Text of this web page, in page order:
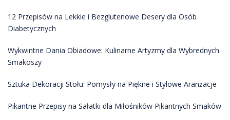
12 Przepisów na Lekkie i Bezglutenowe Desery dla Osób
Diabetycznych
Wykwintne Dania Obiadowe: Kulinarne Artyzmy dla Wybrednych
Smakoszy
Sztuka Dekoracji Stołu: Pomysły na Piękne i Stylowe Aranżacje
Pikantne Przepisy na Sałatki dla Miłośników Pikantnych Smaków